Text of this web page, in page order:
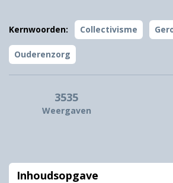
Kernwoorden: Collectivisme
Ouderenzorg
3535
Weergaven
Inhoudsopgave